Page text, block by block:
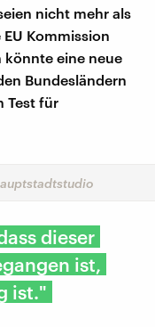
nicht mehr als
Kommission
könnte eine neue
Bundesländern
Test für
dieser
ist,
ist."